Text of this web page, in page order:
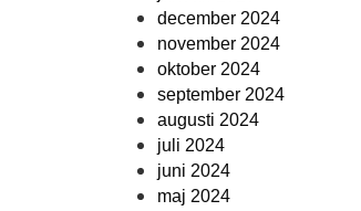
december 2024
november 2024
oktober 2024
september 2024
augusti 2024
juli 2024
juni 2024
maj 2024